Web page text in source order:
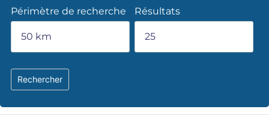
Périmètre de recherche Résultats